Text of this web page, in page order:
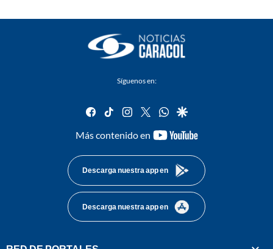
Síguenos en:
facebook
tiktok instagram
twitterwhatsapp
google
Más contenido en
youtube-
Descarga nuestra app en
Descarga nuestra app en